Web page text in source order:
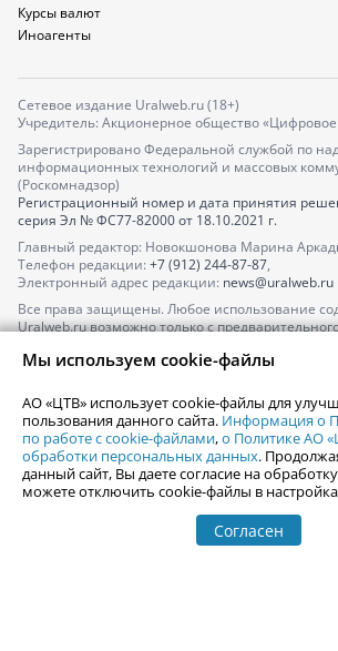
Курсы валют
Иноагенты
Сетевое издание Uralweb.ru (18+)
Учредитель: Акционерное общество
Зарегистрировано Федеральной службой по
информационных технологий и массовых
(Роскомнадзор)
Регистрационный номер и дата принятия
серия Эл № ФС77-82000от 18.10.2021 г.
Главный редактор: Новокшонова Марина
Телефон редакции: +7 (912) 244-87-87,
Электронный адрес редакции: news@uralweb.ru
Все права защищены. Любое использование
Uralweb.ru возможно только с
По вопросам размещения рекламы
По вопросам размещения информации в
afisha@uralweb.ru
Пользовательское соглашение на
Политика АО «ЦТВ» в отношении обработки
Мы используем cookie-файлы
АО «ЦТВ» использует cookie-файлы для
пользования данного сайта. Информация о
по работе с cookie-файлами,о Политике АО
обработки персональных данных.
данный сайт, Вы даете согласие на
можете отключить cookie-файлы в
Согласен